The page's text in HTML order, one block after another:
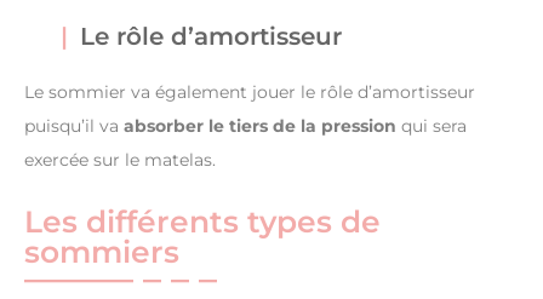
Le rôle d’amortisseur
Le sommier va également jouer le rôle d’amortisseur
puisqu’il va absorber le tiers de la pression qui sera
exercée sur le matelas.
Les différents types de
sommiers